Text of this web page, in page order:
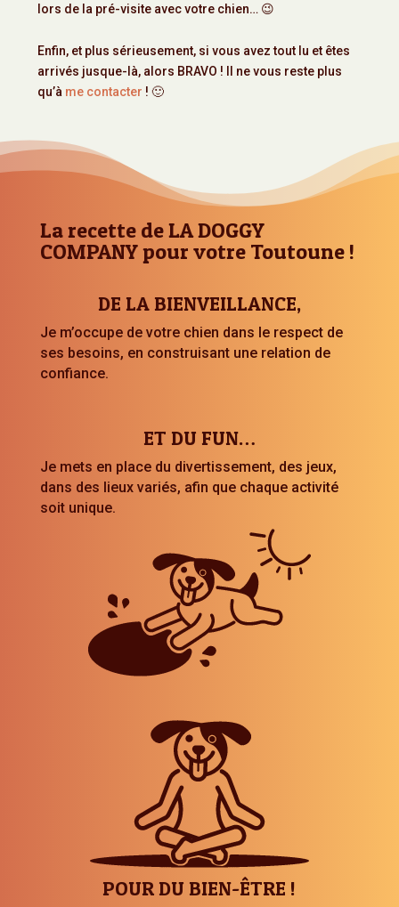
lors de la pré-visite avec votre chien… 😉
Enfin, et plus sérieusement, si vous avez tout lu et êtes
arrivés jusque-là, alors BRAVO ! Il ne vous reste plus
qu’à me contacter ! 🙂
La recette de LA DOGGY
COMPANY pour votre Toutoune !
DE LA BIENVEILLANCE,
Je m’occupe de votre chien dans le respect de
ses besoins, en construisant une relation de
confiance.
ET DU FUN…
Je mets en place du divertissement, des jeux,
dans des lieux variés, afin que chaque activité
soit unique.
POUR DU BIEN-ÊTRE !